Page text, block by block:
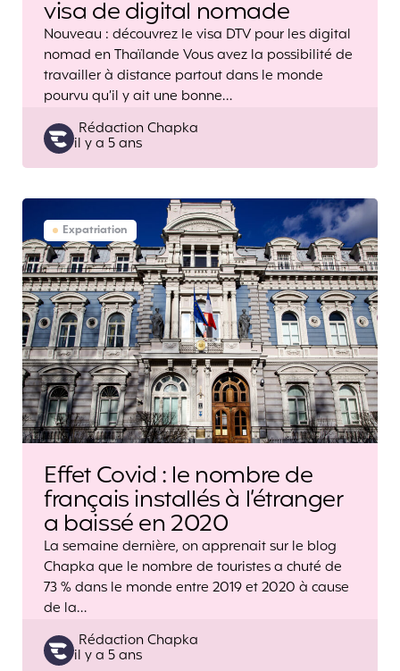
visa de digital nomade
Nouveau : découvrez le visa DTV pour les digital
nomad en Thaïlande Vous avez la possibilité de
travailler à distance partout dans le monde
pourvu qu’il y ait une bonne…
Posted
by
Rédaction Chapka
il y a 5 ans
Expatriation
Effet Covid : le nombre de
français installés à l’étranger
a baissé en 2020
La semaine dernière, on apprenait sur le blog
Chapka que le nombre de touristes a chuté de
73 % dans le monde entre 2019 et 2020 à cause
de la…
Posted
by
Rédaction Chapka
il y a 5 ans